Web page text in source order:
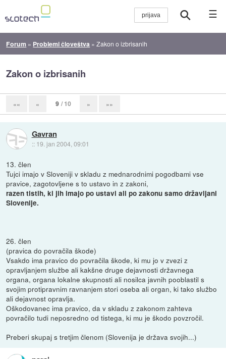
☰
Forum » Problemi človeštva »Zakon o izbrisanih
Zakon o izbrisanih
«« « 9 / 10 » »»
Gavran
:: 19. jan 2004, 09:01
13. člen
Tujci imajo v Sloveniji v skladu z mednarodnimi pogodbami vse
pravice, zagotovljene s to ustavo in z zakoni,
razen tistih, ki jih imajo po ustavi ali po zakonu samo državljani
Slovenije.
26. člen
(pravica do povračila škode)
Vsakdo ima pravico do povračila škode, ki mu jo v zvezi z
opravljanjem službe ali kakšne druge dejavnosti državnega
organa, organa lokalne skupnosti ali nosilca javnih pooblastil s
svojim protipravnim ravnanjem stori oseba ali organ, ki tako službo
ali dejavnost opravlja.
Oškodovanec ima pravico, da v skladu z zakonom zahteva
povračilo tudi neposredno od tistega, ki mu je škodo povzročil.
Preberi skupaj s tretjim členom (Slovenija je država svojih...)